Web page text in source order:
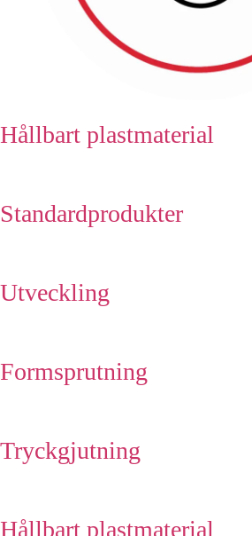
Hållbart plastmaterial
Standardprodukter
Utveckling
Formsprutning
Tryckgjutning
Hållbart plastmaterial